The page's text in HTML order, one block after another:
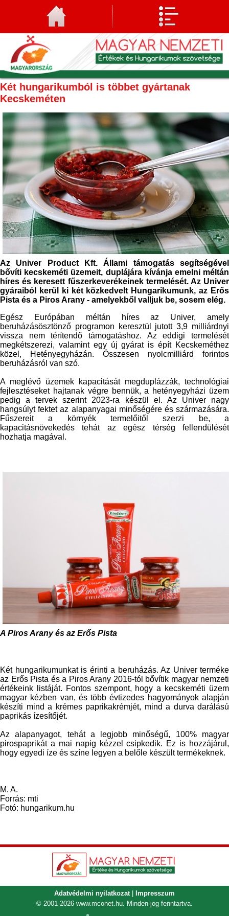
Két hungarikumból is többet gyártanak
Kecskeméten
Az Univer ProductKft. Állami támogatás segítségével
bővíti kecskeméti üzemeit, duplájára kívánja emelni méltán
híres és keresett fűszerkeverékeinek termelését. Az Univer
gyáraiból kerül ki két közkedvelt Hungarikumunk, az Erős
Pista és a Piros Arany - amelyekből valljuk be, sosem elég.
Egész Európában méltán híres az Univer, amely
beruházásösztönző programon keresztül jutott 3,9 milliárdnyi
vissza nem térítendő támogatáshoz. Az eddigi termelését
megkétszerezi, valamint egy új gyárat is épít Kecskeméthez
közel, Hetényegyházán. Összesen nyolcmilliárd forintos
beruházásról van szó.
A meglévő üzemek kapacitását megduplázzák, technológiai
fejlesztéseket hajtanak végre bennük, a hetényegyházi üzem
pedig a tervek szerint 2023-ra készül el. Az Univer nagy
hangsúlyt fektet az alapanyagai minőségére és származására.
Fűszereit a környék termelőitől szerzi be, a
kapacitásnövekedés tehát az egész térség fellendülését
hozhatja magával.
A Piros Arany és az Erős Pista
Két hungarikumunkat is érinti a beruházás. Az Univer terméke
az Erős Pista és a Piros Arany 2016-tól bővítik magyar nemzeti
értékeink listáját. Fontos szempont, hogy a kecskeméti üzem
magyar kézben van, és több évtizedes hagyományok alapján
készíti mind a krémes paprikakrémjét, mind a durva darálású
paprikás ízesítőjét.
Az alapanyagot, tehát a legjobb minőségű, 100% magyar
pirospaprikát a mai napig kézzel csipkedik. Ez is hozzájárul,
hogy egyedi íze és színe legyen a belőle készült termékeknek.
M. A.
Forrás: mti
Fotó: hungarikum.hu
Adatvédelmi nyilatkozat|
Impresszum
© 2001-2026 www.mconet.hu. Minden jog fenntartva.